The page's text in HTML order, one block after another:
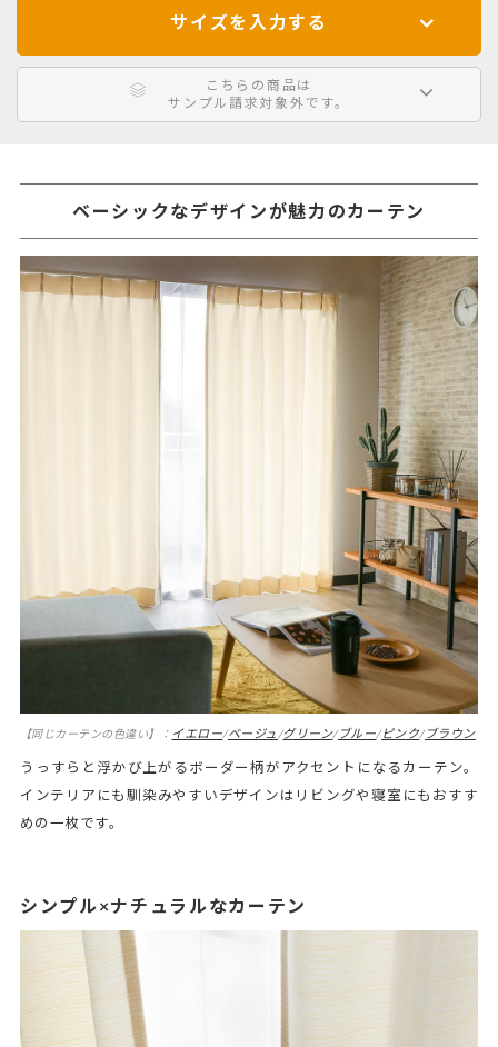
サイズを入力する
こちらの商品は
サンプル請求対象外です。
ベーシックなデザインが魅力のカーテン
【同じカーテンの色違い】： イエロー/ベージュ /グリーン/ブルー/ピンク/ブラウン
うっすらと浮かび上がるボーダー柄がアクセントになるカーテン。
インテリアにも馴染みやすいデザインはリビングや寝室にもおすす
めの一枚です。
シンプル×ナチュラルなカーテン